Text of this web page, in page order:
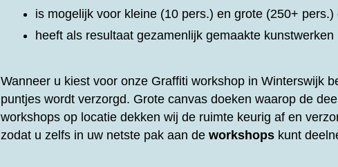
is mogelijk voor kleine (10 pers.) en grote (250+ pers.)
heeft als resultaat gezamenlijk gemaakte kunstwerken
Wanneer u kiest voor onze Graffiti workshop in Winterswijk
puntjes wordt verzorgd. Grote canvas doeken waarop de
workshops op locatie dekken wij de ruimte keurig af en
zodat u zelfs in uw netste pak aan de workshops kunt